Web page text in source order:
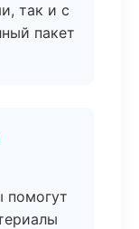
так и с
пакет
помогут